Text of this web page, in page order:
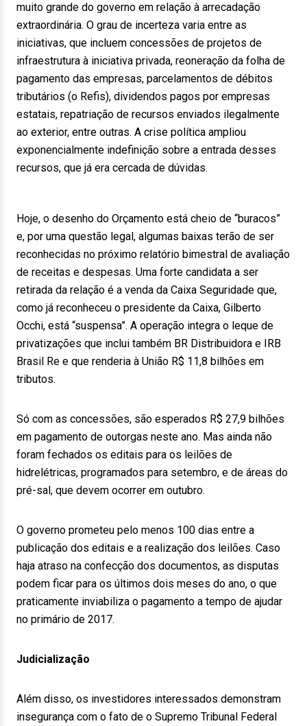
muito grande do governo em relação à arrecadação
extraordinária. O grau de incerteza varia entre as
iniciativas, que incluem concessões de projetos de
infraestrutura à iniciativa privada, reoneração da folha de
pagamento das empresas, parcelamentos de débitos
tributários (o Refis), dividendos pagos por empresas
estatais, repatriação de recursos enviados ilegalmente
ao exterior, entre outras. A crise política ampliou
exponencialmente indefinição sobre a entrada desses
recursos, que já era cercada de dúvidas.
Hoje, o desenho do Orçamento está cheio de “buracos”
e, por uma questão legal, algumas baixas terão de ser
reconhecidas no próximo relatório bimestral de avaliação
de receitas e despesas. Uma forte candidata a ser
retirada da relação é a venda da Caixa Seguridade que,
como já reconheceu o presidente da Caixa, Gilberto
Occhi, está “suspensa”. A operação integra o leque de
privatizações que inclui também BR Distribuidora e IRB
Brasil Re e que renderia à União R$ 11,8 bilhões em
tributos.
Só com as concessões, são esperados R$ 27,9 bilhões
em pagamento de outorgas neste ano. Mas ainda não
foram fechados os editais para os leilões de
hidrelétricas, programados para setembro, e de áreas do
pré-sal, que devem ocorrer em outubro.
O governo prometeu pelo menos 100 dias entre a
publicação dos editais e a realização dos leilões. Caso
haja atraso na confecção dos documentos, as disputas
podem ficar para os últimos dois meses do ano, o que
praticamente inviabiliza o pagamento a tempo de ajudar
no primário de 2017.
Judicialização
Além disso, os investidores interessados demonstram
insegurança com o fato de o Supremo Tribunal Federal